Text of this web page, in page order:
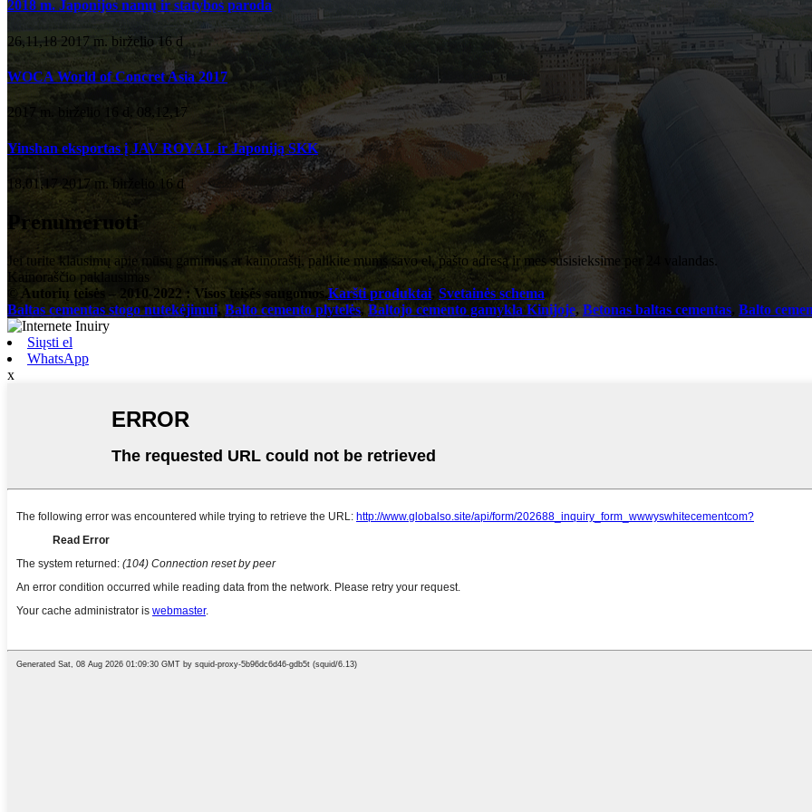
2018 m. Japonijos namų ir statybos paroda
26,11,18 2017 m. birželio 16 d
WOCA World of Concret Asia 2017
2017 m. birželio 16 d. 08,12,17
Yinshan eksportas į JAV ROYAL ir Japoniją SKK
18,01,17 2017 m. birželio 16 d
Prenumeruoti
Jei turite klausimų apie mūsų gaminius ar kainoraštį, palikite mums savo el. pašto adresą ir mes susisieksime per 24 valandas.
Kainoraščio paklausimas
© Autorių teisės – 2010-2022 : Visos teisės saugomos.Karšti produktai, Svetainės schema
Baltas cementas stogo nutekėjimui, Balto cemento plytelės, Baltojo cemento gamykla Kinijoje, Betonas baltas cementas, Balto
Siųsti el
WhatsApp
x